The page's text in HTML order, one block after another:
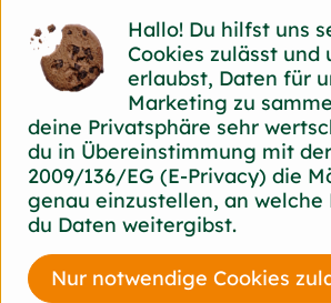
Produktinformationen
Produktdatenblatt
Herkunft
Hersteller:
Hallo! Du hilfst uns
Cookies zulässt und
erlaubst, Daten für
Marketing zu
deine Privatsphäre sehr
du in Übereinstimmung mit
2009/136/EG (E-Privacy) die
genau einzustellen, an
du Daten weitergibst.
Nur notwendige Cookies